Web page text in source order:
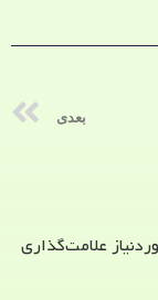
بعدی
علامت‌گذاری